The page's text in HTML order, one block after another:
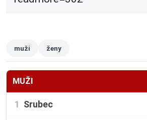
muži ženy
MUŽI
1 Srubec